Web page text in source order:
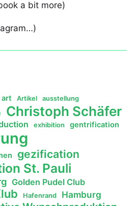
a bit more)
art Artikel ausstellung
Christoph Schäfer
exhibition gentrification
gezification
St. Pauli
Golden Pudel Club
Hafenrand Hamburg